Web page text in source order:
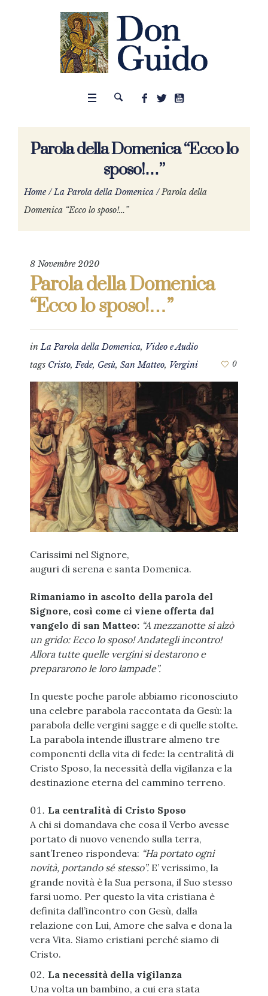
Parola della Domenica “Ecco lo
sposo!…”
Home /La Parola della Domenica /Parola della
Domenica “Ecco lo sposo!…”
8 Novembre 2020
Parola della Domenica
“Ecco lo sposo!…”
inLa Parola della Domenica, Video e Audio
tags Cristo,Fede, Gesù, San Matteo, Vergini 0
Carissimi nel Signore,
auguri di serena e santa Domenica.
Rimaniamo in ascolto della parola del
Signore, così come ci viene offerta dal
vangelo di san Matteo:“A mezzanotte si alzò
un grido: Ecco lo sposo! Andategli incontro!
Allora tutte quelle vergini si destarono e
prepararono le loro lampade”.
In queste poche parole abbiamo riconosciuto
una celebre parabola raccontata da Gesù: la
parabola delle vergini sagge e di quelle stolte.
La parabola intende illustrare almeno tre
componenti della vita di fede: la centralità di
Cristo Sposo, la necessità della vigilanza e la
destinazione eterna del cammino terreno.
La centralità di Cristo Sposo
A chi si domandava che cosa il Verbo avesse
portato di nuovo venendo sulla terra,
sant’Ireneo rispondeva: “Ha portato ogni
novità, portando sé stesso”.E’ verissimo, la
grande novità è la Sua persona, il Suo stesso
farsi uomo. Per questo la vita cristiana è
definita dall’incontro con Gesù, dalla
relazione con Lui, Amore che salva e dona la
vera Vita. Siamo cristiani perché siamo di
Cristo.
La necessità della vigilanza
Una volta un bambino, a cui era stata